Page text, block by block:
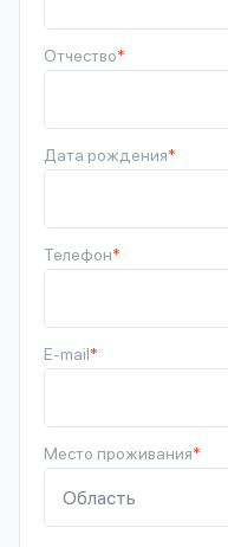
Отчество*
Дата рождения*
Телефон*
E-mail*
Место проживания*